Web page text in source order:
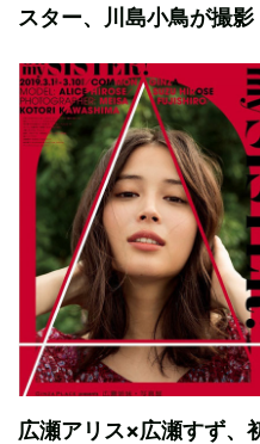
スター、川島小鳥が撮影
広瀬アリス×広瀬すず